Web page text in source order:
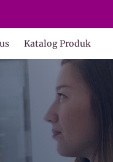
Katalog Produk